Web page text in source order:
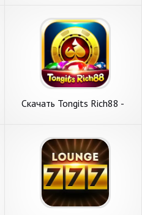
Бесконечные монеты] APK
на Андроид
Скачать Tongits Rich88 -
на Андроид